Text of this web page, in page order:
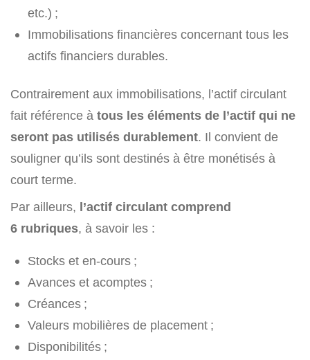
etc.) ;
Immobilisations financières concernant tous les
actifs financiers durables.
Contrairement aux immobilisations, l’actif circulant
fait référence à tous les éléments de l’actif qui ne
seront pas utilisés durablement. Il convient de
souligner qu’ils sont destinés à être monétisés à
court terme.
Par ailleurs, l’actif circulant comprend
6 rubriques, à savoir les :
Stocks et en-cours ;
Avances et acomptes ;
Créances ;
Valeurs mobilières de placement ;
Disponibilités ;